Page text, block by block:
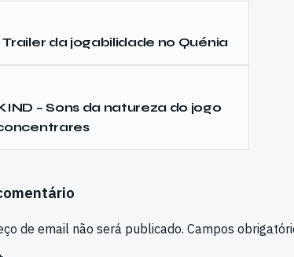
Trailer da jogabilidade no Quénia
– Sons da natureza do jogo
de email não será publicado. Campos